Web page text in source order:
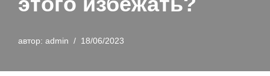
автор: admin 18/06/2023